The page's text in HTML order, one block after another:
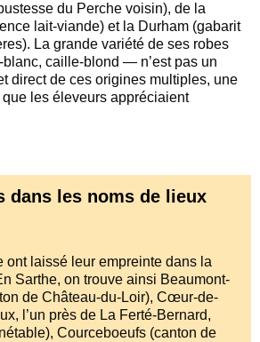
du Perche voisin), de la
lait-viande) et la Durham (gabarit
La grande variété de ses robes
caille-blond — n’est pas un
direct de ces origines multiples, une
les éleveurs appréciaient
dans les noms de lieux
ont laissé leur empreinte dans la
Sarthe, on trouve ainsi Beaumont-
de Château-du-Loir), Cœur-de-
l’un près de La Ferté-Bernard,
Courceboeufs (canton de